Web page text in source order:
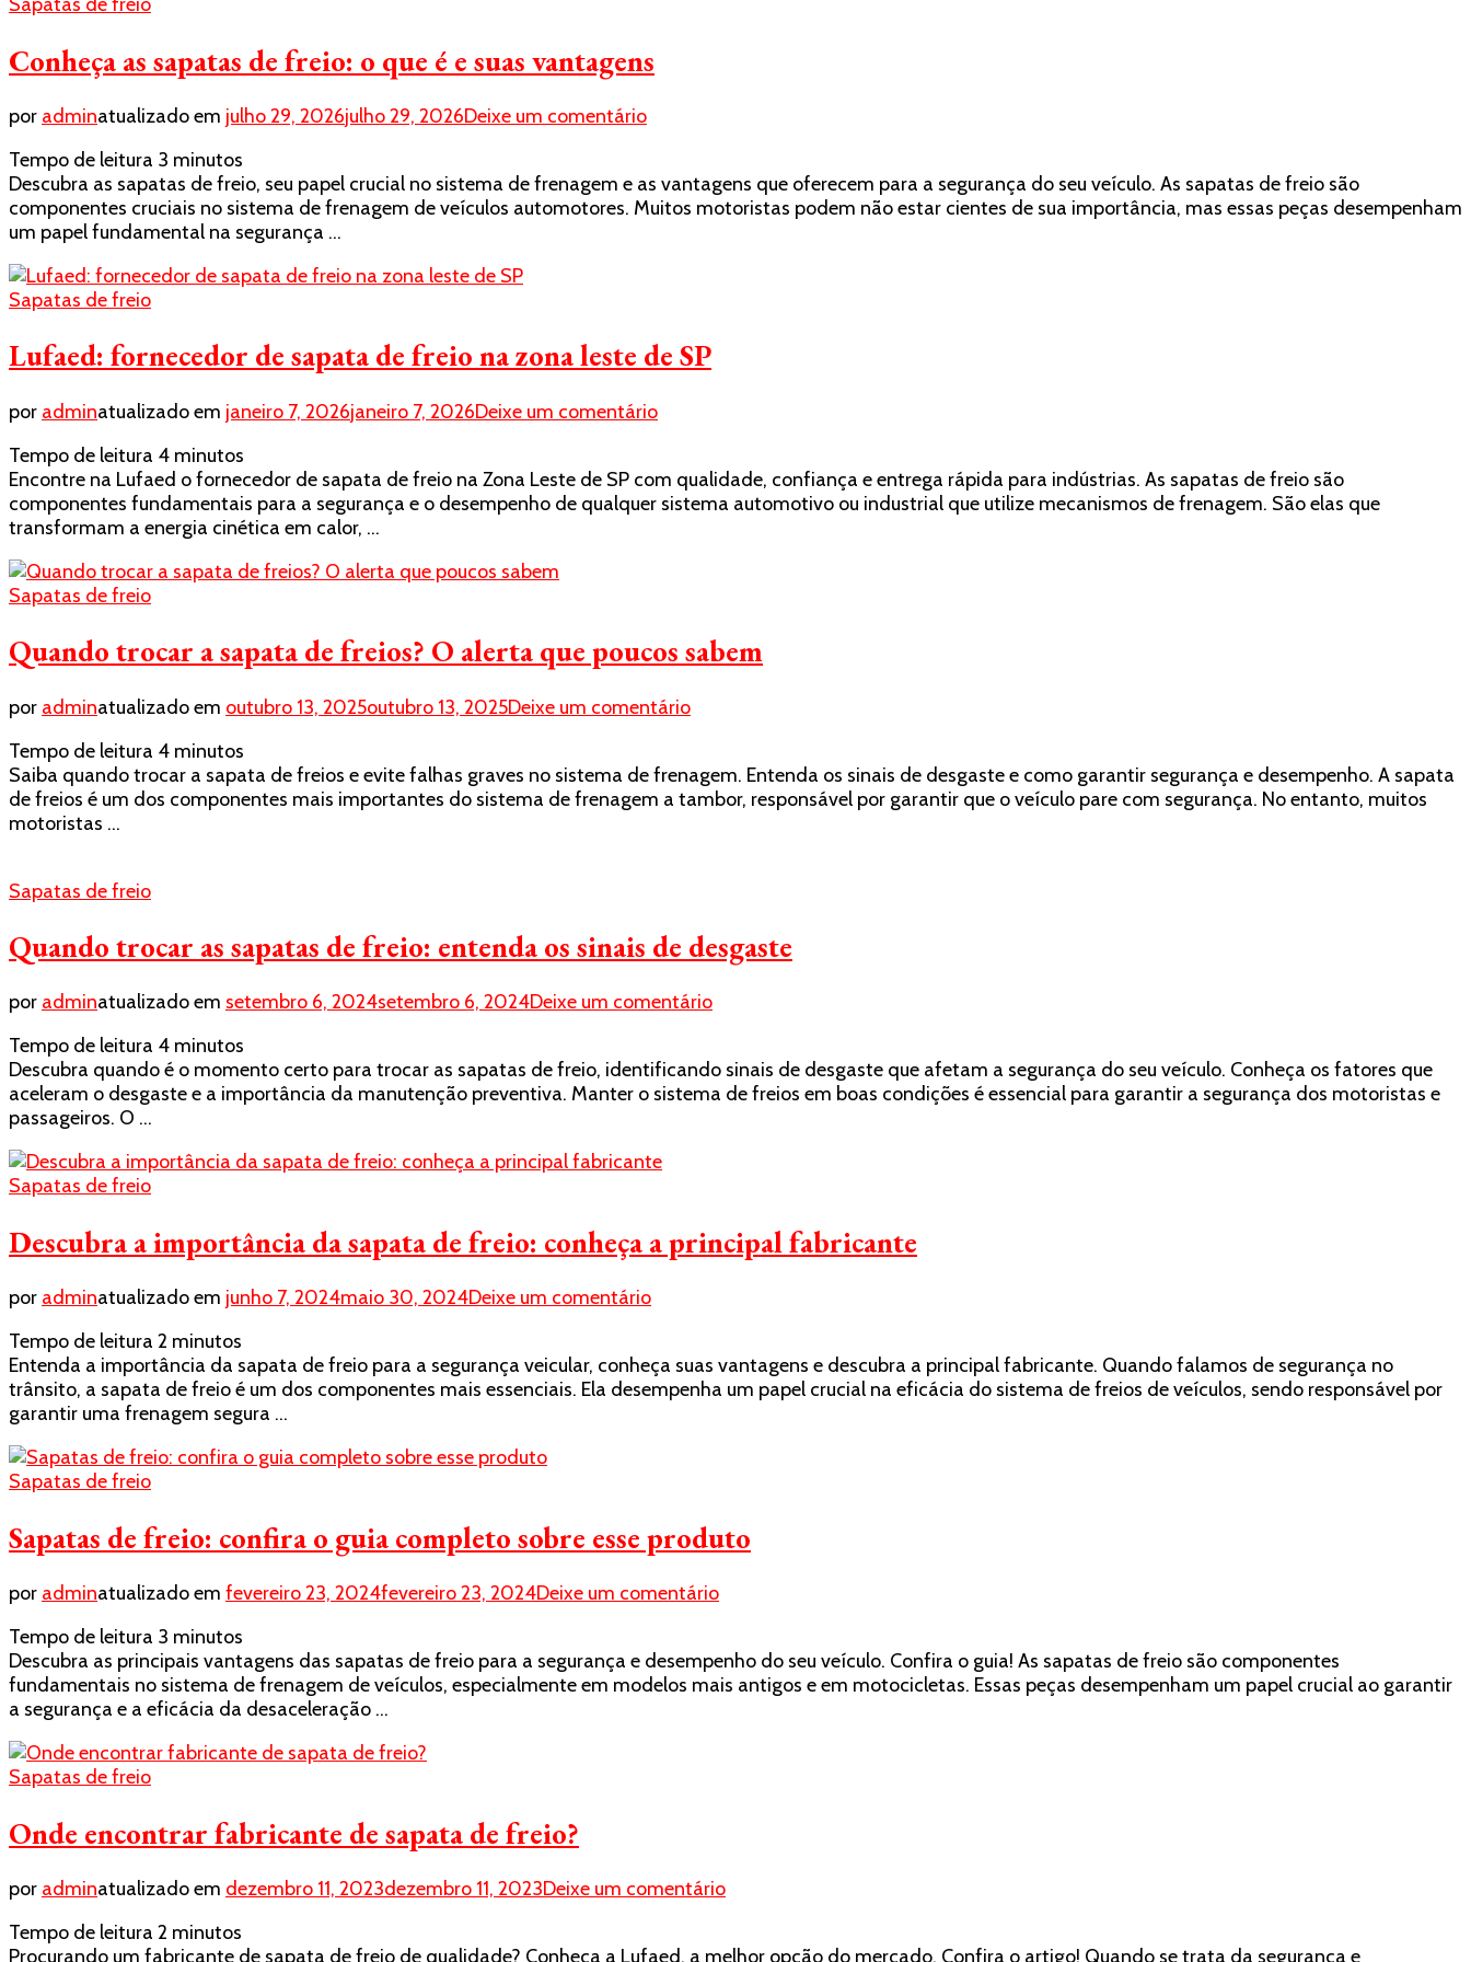
Conheça as sapatas de freio: o que é e suas vantagens
por adminatualizado em julho 29, 2026julho 29, 2026Deixe um comentárioem
sapatas
de
suas
Tempo de leitura 3 minutos
Descubra as sapatas de freio, seu papel crucial no sistema de frenagem e as vantagens que oferecem para a segurança do seu veículo. As sapatas de freio são
componentes cruciais no sistema de frenagem de veículos automotores. Muitos motoristas podem não estar cientes de sua importância, mas essas peças desempenham
um papel fundamental na segurança …
Sapatas de freio
Lufaed: fornecedor de sapata de freio na zona leste de SP
por adminatualizado em janeiro 7, 2026janeiro 7, 2026Deixe um comentárioem
de
sapata
de
Tempo de leitura 4 minutos
Encontre na Lufaed o fornecedor de sapata de freio na Zona Leste de SP com qualidade, confiança e entrega rápida para indústrias. As sapatas de freio são
componentes fundamentais para a segurança e o desempenho de qualquer sistema automotivo ou industrial que utilize mecanismos de frenagem. São elas que
transformam a energia cinética em calor, …
Sapatas de freio
Quando trocar a sapata de freios? O alerta que poucos sabem
por adminatualizado em outubro 13, 2025outubro 13, 2025Deixe um comentárioem
a
sapata
poucos
sabem
Tempo de leitura 4 minutos
Saiba quando trocar a sapata de freios e evite falhas graves no sistema de frenagem. Entenda os sinais de desgaste e como garantir segurança e desempenho. A sapata
de freios é um dos componentes mais importantes do sistema de frenagem a tambor, responsável por garantir que o veículo pare com segurança. No entanto, muitos
motoristas …
Sapatas de freio
Quando trocar as sapatas de freio: entenda os sinais de desgaste
por adminatualizado em setembro 6, 2024setembro 6, 2024Deixe um comentárioem
as
sapatas
de
desgaste
Tempo de leitura 4 minutos
Descubra quando é o momento certo para trocar as sapatas de freio, identificando sinais de desgaste que afetam a segurança do seu veículo. Conheça os fatores que
aceleram o desgaste e a importância da manutenção preventiva. Manter o sistema de freios em boas condições é essencial para garantir a segurança dos motoristas e
passageiros. O …
Sapatas de freio
Descubra a importância da sapata de freio: conheça a principal fabricante
por adminatualizado em junho 7, 2024maio 30, 2024Deixe um comentárioem
importância
da
principal
fabricante
Tempo de leitura 2 minutos
Entenda a importância da sapata de freio para a segurança veicular, conheça suas vantagens e descubra a principal fabricante. Quando falamos de segurança no
trânsito, a sapata de freio é um dos componentes mais essenciais. Ela desempenha um papel crucial na eficácia do sistema de freios de veículos, sendo responsável por
garantir uma frenagem segura …
Sapatas de freio
Sapatas de freio: confira o guia completo sobre esse produto
por adminatualizado em fevereiro 23, 2024fevereiro 23, 2024Deixe um comentárioem
freio:
confira
Tempo de leitura 3 minutos
Descubra as principais vantagens das sapatas de freio para a segurança e desempenho do seu veículo. Confira o guia! As sapatas de freio são componentes
fundamentais no sistema de frenagem de veículos, especialmente em modelos mais antigos e em motocicletas. Essas peças desempenham um papel crucial ao garantir
a segurança e a eficácia da desaceleração …
Sapatas de freio
Onde encontrar fabricante de sapata de freio?
por adminatualizado em dezembro 11, 2023dezembro 11, 2023Deixe um comentárioem
Tempo de leitura 2 minutos
Procurando um fabricante de sapata de freio de qualidade? Conheça a Lufaed, a melhor opção do mercado. Confira o artigo! Quando se trata da segurança e